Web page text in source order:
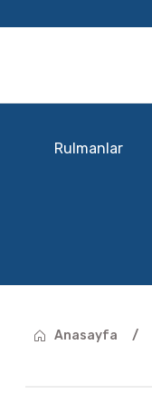
Rulmanlar
Anasayfa